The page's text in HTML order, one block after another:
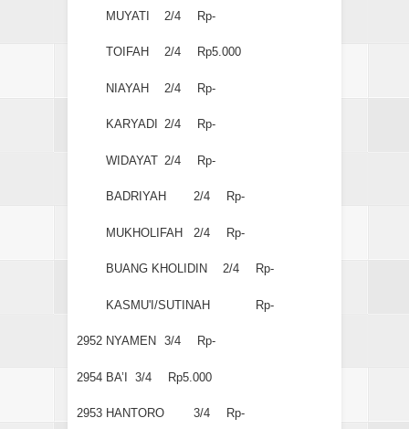
MUYATI 2/4 Rp-
TOIFAH 2/4 Rp5.000
NIAYAH 2/4 Rp-
KARYADI 2/4 Rp-
WIDAYAT 2/4 Rp-
BADRIYAH 2/4 Rp-
MUKHOLIFAH 2/4 Rp-
BUANG KHOLIDIN 2/4 Rp-
KASMU'I/SUTINAH Rp-
2952 NYAMEN 3/4 Rp-
2954 BA’I 3/4 Rp5.000
2953 HANTORO 3/4 Rp-